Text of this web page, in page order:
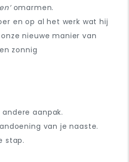
omarmen.
en op al het werk wat hij
nieuwe manier van
zonnig
aanpak.
van je naaste.
stap.